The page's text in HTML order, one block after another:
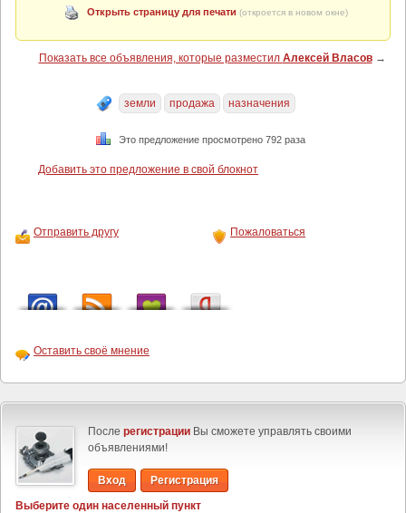
Открыть страницу для печати (откроется в новом окне)
Показать все объявления, которые разместил Алексей Власов→
земли продажа назначения
Это предложение просмотрено 792 раза
Добавить это предложение в свой блокнот
Отправить другу Пожаловаться
Оставить своё мнение
После регистрации Вы сможете управлять своими
объявлениями!
Вход
Регистрация
Выберите один населенный пункт